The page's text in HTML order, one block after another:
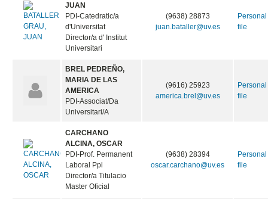
JUAN
PDI-Catedratic/a
d'Universitat
Director/a d' Institut
Universitari
(9638) 28873
juan.bataller@uv.es
Personal
file
BREL PEDREÑO,
MARIA DE LAS
AMERICA
PDI-Associat/Da
Universitari/A
(9616) 25923
america.brel@uv.es
Personal
file
CARCHANO
ALCINA, OSCAR
PDI-Prof. Permanent
Laboral Ppl
Director/a Titulacio
Master Oficial
(9638) 28394
oscar.carchano@uv.es
Personal
file